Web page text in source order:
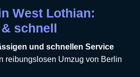
West Lothian:
schnell
und schnellen Service
reibungslosen Umzug von Berlin